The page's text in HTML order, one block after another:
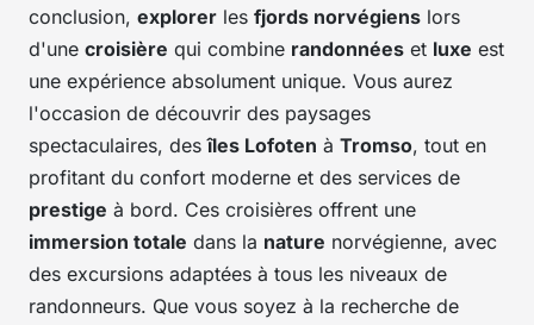
conclusion, explorer les fjords norvégiens lors
d'une croisière qui combine randonnées et luxe est
une expérience absolument unique. Vous aurez
l'occasion de découvrir des paysages
spectaculaires, desîles Lofoten à Tromso, tout en
profitant du confort moderne et des services de
prestige à bord. Ces croisières offrent une
immersion totale dans la nature norvégienne, avec
des excursions adaptées à tous les niveaux de
randonneurs. Que vous soyez à la recherche de